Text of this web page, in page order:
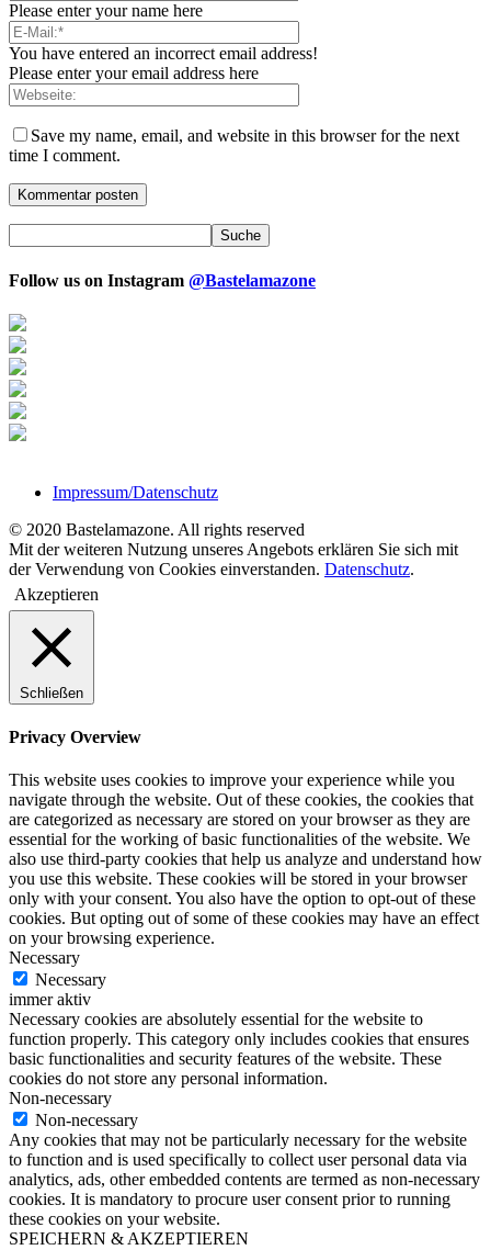
Please enter your name here
You have entered an incorrect email address!
Please enter your email address here
Save my name, email, and website in this browser for the next
time I comment.
Follow us on Instagram @Bastelamazone
Impressum/Datenschutz
© 2020 Bastelamazone. All rights reserved
Mit der weiteren Nutzung unseres Angebots erklären Sie sich mit
der Verwendung von Cookies einverstanden. Datenschutz.
Akzeptieren
Schließen
Privacy Overview
This website uses cookies to improve your experience while you
navigate through the website. Out of these cookies, the cookies that
are categorized as necessary are stored on your browser as they are
essential for the working of basic functionalities of the website. We
also use third-party cookies that help us analyze and understand how
you use this website. These cookies will be stored in your browser
only with your consent. You also have the option to opt-out of these
cookies. But opting out of some of these cookies may have an effect
on your browsing experience.
Necessary
Necessary
immer aktiv
Necessary cookies are absolutely essential for the website to
function properly. This category only includes cookies that ensures
basic functionalities and security features of the website. These
cookies do not store any personal information.
Non-necessary
Non-necessary
Any cookies that may not be particularly necessary for the website
to function and is used specifically to collect user personal data via
analytics, ads, other embedded contents are termed as non-necessary
cookies. It is mandatory to procure user consent prior to running
these cookies on your website.
SPEICHERN & AKZEPTIEREN